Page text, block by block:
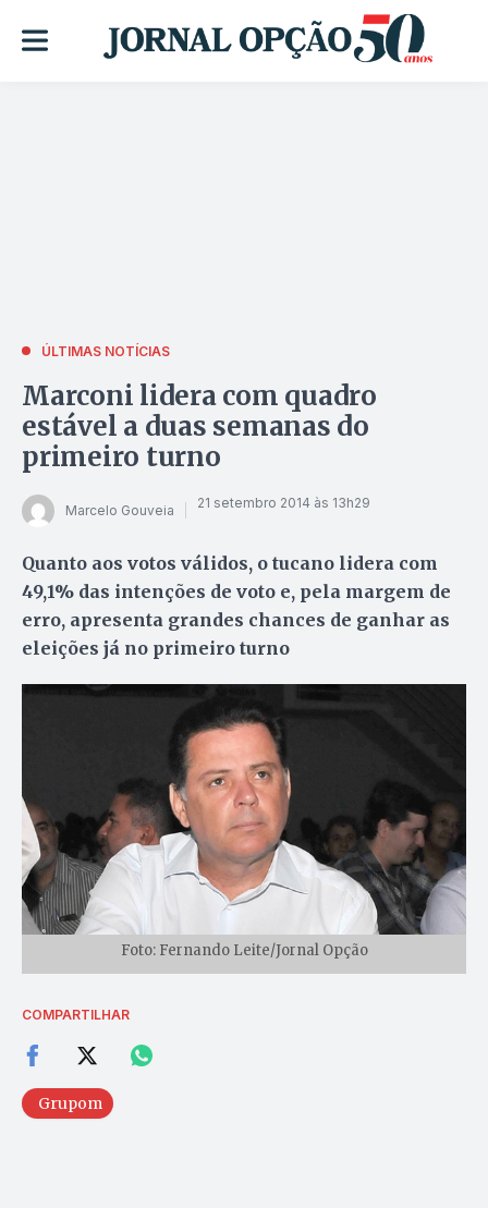
ÚLTIMAS NOTÍCIAS
Marconi lidera com quadro
estável a duas semanas do
primeiro turno
Marcelo Gouveia 21 setembro 2014 às 13h29
Quanto aos votos válidos, o tucano lidera com
49,1% das intenções de voto e, pela margem de
erro, apresenta grandes chances de ganhar as
eleições já no primeiro turno
Foto: Fernando Leite/Jornal Opção
COMPARTILHAR
Grupom